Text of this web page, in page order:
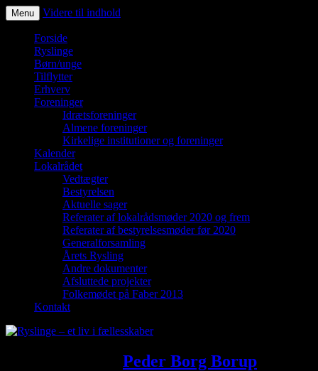
Ryslinge – et liv i fællesskaber
Menu Videre til indhold
Forside
Ryslinge
Børn/unge
Tilflytter
Erhverv
Foreninger
Idrætsforeninger
Almene foreninger
Kirkelige institutioner og foreninger
Kalender
Lokalrådet
Vedtægter
Bestyrelsen
Aktuelle sager
Referater af lokalrådsmøder 2020 og frem
Referater af bestyrelsesmøder før 2020
Generalforsamling
Årets Rysling
Andre dokumenter
Afsluttede projekter
Folkemødet på Faber 2013
Kontakt
Peder Borg Borup